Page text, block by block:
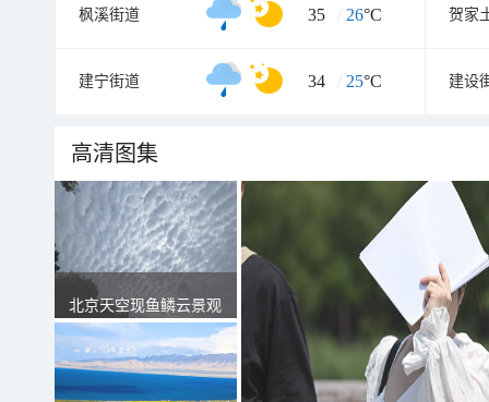
枫溪街道 35 / 26°C 贺家
建宁街道 34 / 25°C 建设
高清图集
北京天空现鱼鳞云景观